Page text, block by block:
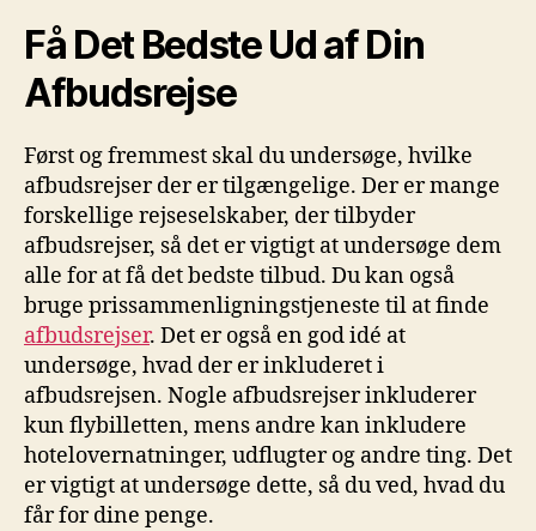
Få Det Bedste Ud af Din
Afbudsrejse
Først og fremmest skal du undersøge, hvilke
afbudsrejser der er tilgængelige. Der er mange
forskellige rejseselskaber, der tilbyder
afbudsrejser, så det er vigtigt at undersøge dem
alle for at få det bedste tilbud. Du kan også
bruge prissammenligningstjeneste til at finde
afbudsrejser. Det er også en god idé at
undersøge, hvad der er inkluderet i
afbudsrejsen. Nogle afbudsrejser inkluderer
kun flybilletten, mens andre kan inkludere
hotelovernatninger, udflugter og andre ting. Det
er vigtigt at undersøge dette, så du ved, hvad du
får for dine penge.